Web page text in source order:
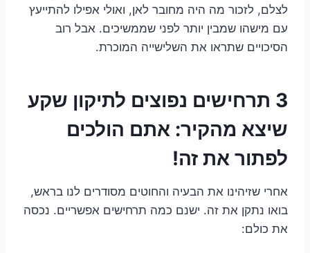
לצלם, לזכור מה היה מחובר לאן, ואולי אפילו להתייעץ
עם מישהו שמבין יותר לפני שממשיכים. אבל רוב
הסיכויים שתראו את השלישייה המוכרת.
3 תרחישים נפוצים לתיקון שקע
שיצא מהקיר: אתם הולכים
לפתור את זה!
אחרי שזיהינו את הבעיה והחוטים מסודרים לנו בראש,
בואו נתקן את זה. ישנם כמה תרחישים אפשריים. נכסה
את כולם: